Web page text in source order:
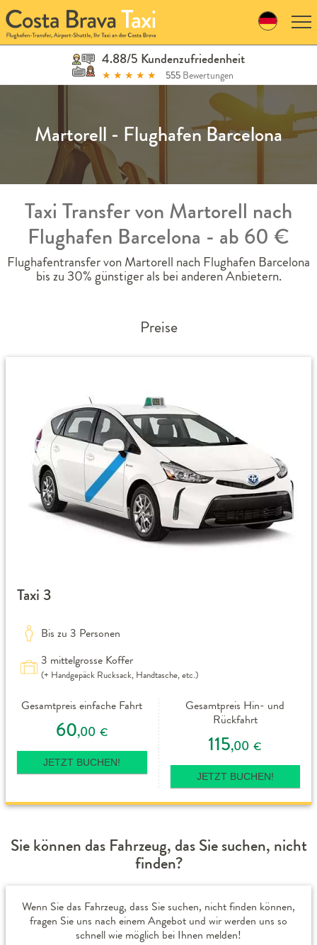
Skip
to
navigation
Skip
4.88/5 Kundenzufriedenheit
★ ★ ★ ★ ★ 555 Bewertungen
Martorell - Flughafen Barcelona
Taxi Transfer von Martorell nach
Flughafen Barcelona - ab 60 €
Flughafentransfer von Martorell nach Flughafen Barcelona
bis zu 30% günstiger als bei anderen Anbietern.
Preise
Taxi 3
Bis zu 3 Personen
3 mittelgrosse Koffer
(+ Handgepäck Rucksack, Handtasche, etc.)
Gesamtpreis einfache Fahrt
60,00 €
JETZT BUCHEN!
Gesamtpreis Hin- und
Rückfahrt
115,00 €
JETZT BUCHEN!
Sie können das Fahrzeug, das Sie suchen, nicht
finden?
Wenn Sie das Fahrzeug, dass Sie suchen, nicht finden können,
fragen Sie uns nach einem Angebot und wir werden uns so
schnell wie möglich bei Ihnen melden!